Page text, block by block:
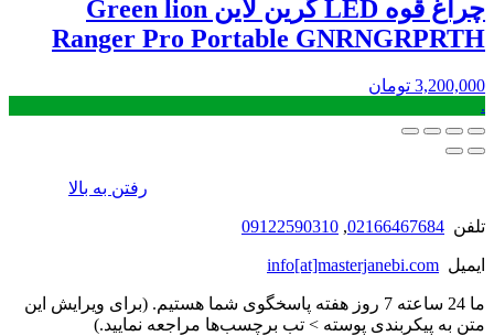
چراغ قوه LED گرین لاین Green lion
Ranger Pro Portable GNRNGRPRTH
3,200,000 تومان
.
رفتن به بالا
تلفن 02166467684
,
09122590310
ایمیل info[at]masterjanebi.com
ما 24 ساعته 7 روز هفته پاسخگوی شما هستیم. (برای ویرایش این
متن به پیکربندی پوسته > تب برچسب‌ها مراجعه نمایید.)